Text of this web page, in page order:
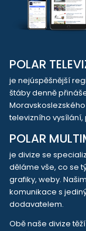
POLAR
je nejúspěšnější
štáby denně
televizního
POLAR
je divize se
děláme vše, co se
grafiky, weby.
komunikace s
dodavatelem.
Obě naše divize